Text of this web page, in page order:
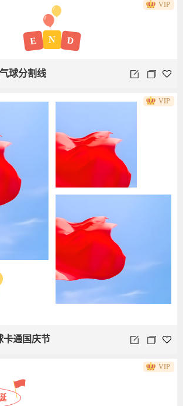
E N D
球分割线
VIP
卡通国庆节
VIP
VIP